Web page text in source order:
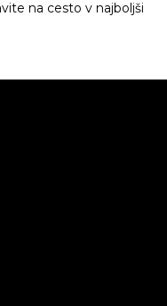
na cesto v najboljši